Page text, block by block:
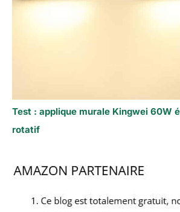
Test : applique murale Kingwei 60W
rotatif